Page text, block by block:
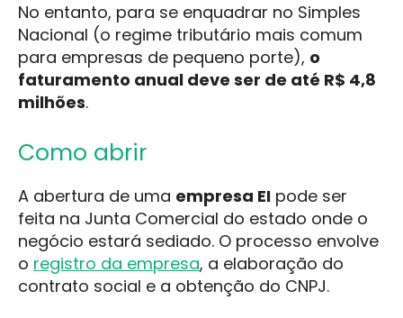
No entanto, para se enquadrar no Simples
Nacional (o regime tributário mais comum
para empresas de pequeno porte), o
faturamento anual deve ser de até R$ 4,8
milhões.
Como abrir
A abertura de uma empresa EI pode ser
feita na Junta Comercial do estado onde o
negócio estará sediado. O processo envolve
o registro da empresa, a elaboração do
contrato social e a obtenção do CNPJ.